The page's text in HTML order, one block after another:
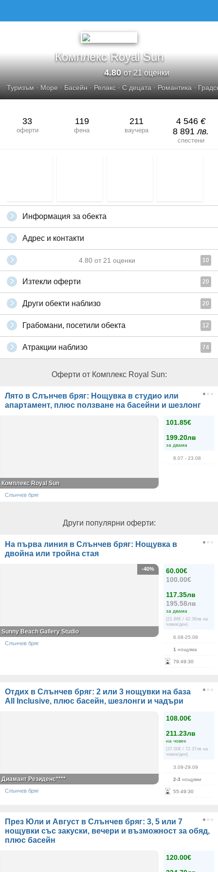
Комплекс Royal Sun
4.80от 21 оценки
Туризъм · Море · Басейн · Релакс · С децата · Романтика ·
33
оферти
119
фена
211
ваучера
4 546 €
8 891лв.
спестени
Информация за обекта
Адрес и контакти
4.80 от 21 оценки 10
Изтекли оферти 20
Други обекти наблизо 20
Грабомани, посетили обекта 12
Атракции наблизо 74
Оферти от Комплекс Royal Sun:
Лято в Слънчев бряг: Нощувка в студио или
апартамент, плюс ползване на басейни и шезлонг
101.85€
199.20лв
за двама
8.07 - 23.08
Комплекс Royal Sun
Слънчев бряг
Други популярни оферти:
На първа линия в Слънчев бряг: Нощувка в
двойна или тройна стая
60.00€
100.00€
117.35лв
195.58лв
за двама
(21.66€ / 42.36лв на
човек/ден)
6.08-25.08
1 нощувка
79:49:30
-40%
Sunny Beach Gallery Studio
Слънчев бряг
Отдих в Слънчев бряг: 2 или 3 нощувки на база
All Inclusive, плюс басейн, шезлонги и чадъри
108.00€
211.23лв
на човек
(37.00€ / 72.37лв на
човек/ден)
3.09-29.09
2-3 нощувки
55:49:30
Диамант Резиденс****
Слънчев бряг
През Юли и Август в Слънчев бряг: 3, 5 или 7
нощувки със закуски, вечери и възможност за обяд,
плюс басейн
120.00€